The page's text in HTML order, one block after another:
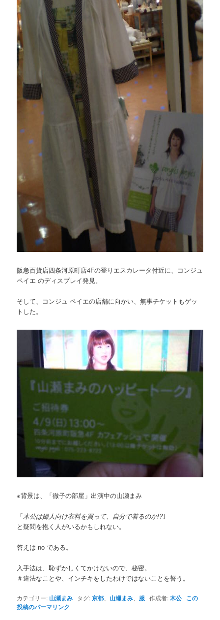
阪急百貨店四条河原町店4Fの登りエスカレータ付近に、コンジュ
ペイエ のディスプレイ発見。
そして、コンジュ ペイエの店舗に向かい、無事チケットもゲッ
トした。
※背景は、「徹子の部屋」出演中の山瀬まみ
「木公は婦人向け衣料を買って、自分で着るのか!?｣
と疑問を抱く人がいるかもしれない。
答えは no である。
入手法は、恥ずかしくてかけないので、秘密。
＃違法なことや、インチキをしたわけではないことを誓う。
カテゴリー: 山瀬まみ タグ:京都 山瀬まみ 服 作成者:木公 この
投稿のパーマリンク